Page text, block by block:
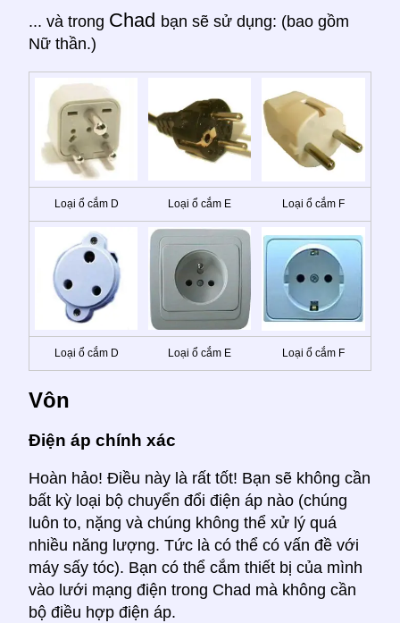
... và trong Chad bạn sẽ sử dụng: (bao gồm
Nữ thần.)
Loại ổ cắm D Loại ổ cắm E Loại ổ cắm F
Loại ổ cắm D Loại ổ cắm E Loại ổ cắm F
Vôn
Điện áp chính xác
Hoàn hảo! Điều này là rất tốt! Bạn sẽ không cần
bất kỳ loại bộ chuyển đổi điện áp nào (chúng
luôn to, nặng và chúng không thể xử lý quá
nhiều năng lượng. Tức là có thể có vấn đề với
máy sấy tóc). Bạn có thể cắm thiết bị của mình
vào lưới mạng điện trong Chad mà không cần
bộ điều hợp điện áp.